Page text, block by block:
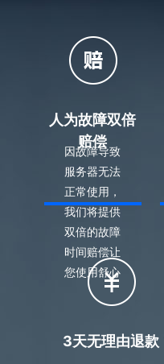
人为故障双倍
赔偿
因故障导致
服务器无法
正常使用，
我们将提供
双倍的故障
时间赔偿让
您使用舒心
3天无理由退款